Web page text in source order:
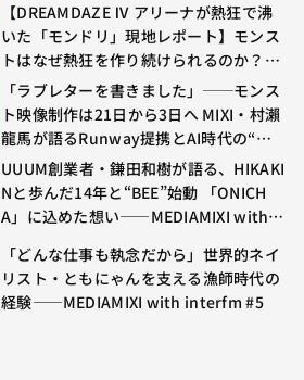
【DREAMDAZE Ⅳ アリーナが熱狂で沸
いた「モンドリ」現地レポート】モンス
トはなぜ熱狂を作り続けられるのか？コ
ラボ初の“真獣神化”やDJ KOO、てつ
や、兎田ぺこら、壱百満天原サロメらも
集結
「ラブレターを書きました」──モンス
ト映像制作は21日から3日へ MIXI・村瀨
龍馬が語るRunway提携とAI時代の“つ
くる”
UUUM創業者・鎌田和樹が語る、HIKAKI
Nと歩んだ14年と“BEE”始動 「ONICH
A」に込めた想い——MEDIAMIXI with in
「どんな仕事も執念だから」世界的ネイ
リスト・ともにゃんを支える漁師時代の
経験——MEDIAMIXI with interfm #5